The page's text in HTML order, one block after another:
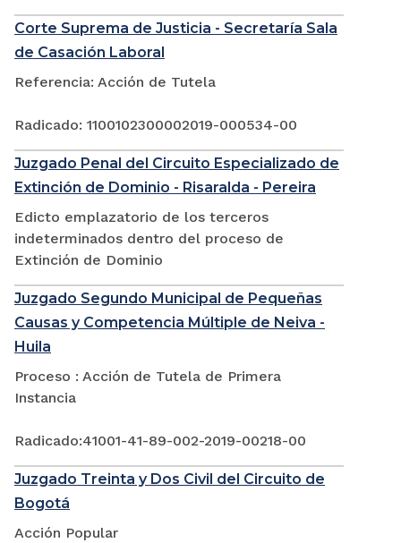
Corte Suprema de Justicia - Secretaría Sala
de Casación Laboral
Referencia: Acción de Tutela
Radicado: 1100102300002019-000534-00
Juzgado Penal del Circuito Especializado de
Extinción de Dominio - Risaralda - Pereira
Edicto emplazatorio de los terceros
indeterminados dentro del proceso de
Extinción de Dominio
Juzgado Segundo Municipal de Pequeñas
Causas y Competencia Múltiple de Neiva -
Huila
Proceso : Acción de Tutela de Primera
Instancia
Radicado:41001-41-89-002-2019-00218-00
Juzgado Treinta y Dos Civil del Circuito de
Bogotá
Acción Popular